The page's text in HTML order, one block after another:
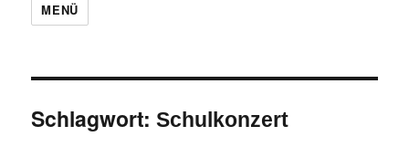
MENÜ
Schlagwort:Schulkonzert